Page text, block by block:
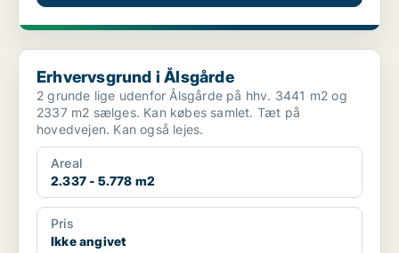
Erhvervsgrund i Ålsgårde
Erhvervsgrund i Ålsgårde
2 grunde lige udenfor Ålsgårde på hhv. 3441 m2 og
2337 m2 sælges. Kan købes samlet. Tæt på
hovedvejen. Kan også lejes.
Areal
2.337 - 5.778 m2
Pris
Ikke angivet